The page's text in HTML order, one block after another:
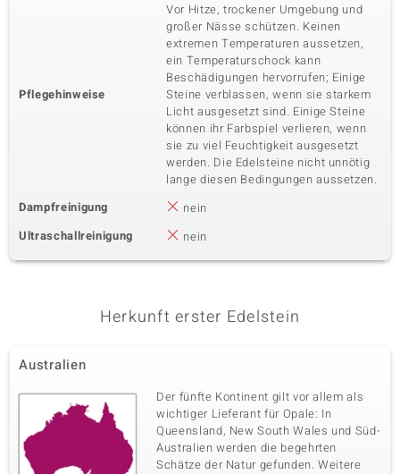
Pflegehinweise
Vor Hitze, trockener Umgebung und
großer Nässe schützen. Keinen
extremen Temperaturen aussetzen,
ein Temperaturschock kann
Beschädigungen hervorrufen; Einige
Steine verblassen, wenn sie starkem
Licht ausgesetzt sind. Einige Steine
können ihr Farbspiel verlieren, wenn
sie zu viel Feuchtigkeit ausgesetzt
werden. Die Edelsteine nicht unnötig
lange diesen Bedingungen aussetzen.
Dampfreinigung
nein
Ultraschallreinigung
nein
Herkunft erster Edelstein
Australien
Der fünfte Kontinent gilt vor allem als
wichtiger Lieferant für Opale: In
Queensland, New South Wales und Süd-
Australien werden die begehrten
Schätze der Natur gefunden. Weitere